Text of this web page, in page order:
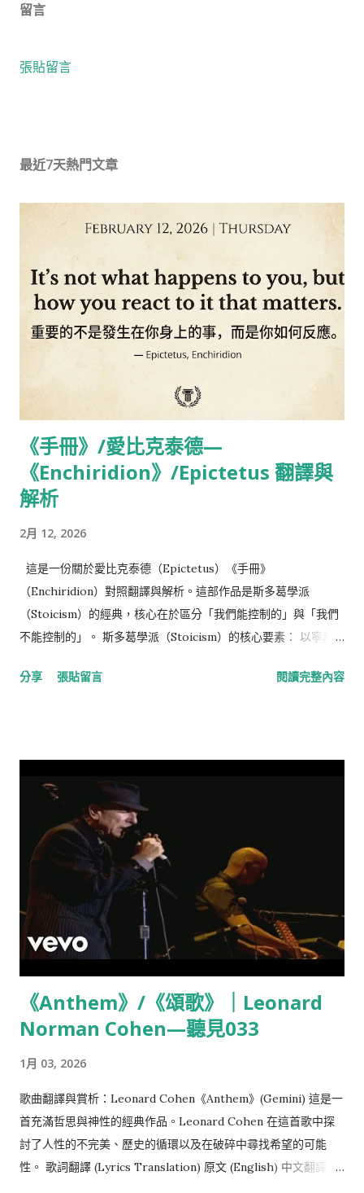
留言
張貼留言
最近7天熱門文章
《手冊》/愛比克泰德—
《Enchiridion》/Epictetus 翻譯與
解析
2月 12, 2026
這是一份關於愛比克泰德（Epictetus）《手冊》
（Enchiridion）對照翻譯與解析。這部作品是斯多葛學派
（Stoicism）的經典，核心在於區分「我們能控制的」與「我們
不能控制的」。 斯多葛學派（Stoicism）的核心要素： 以寧靜
慧分辨兩者的差異。 —《別因渴望你沒有的，糟蹋了你已經擁有
Enchiridion - Elizabeth Carter Translation) 中文翻譯
(Chinese Translation) The Enchiridion By Epictetus.
Written 135 A.C.E. Translated by Elizabeth Carter 《手冊》
愛比克泰德 著。寫於西元 135 年。伊莉莎白·卡特 英譯。 1.
Some things are in our control and others not. Things in
our control are opinion, pursuit, desire, aversion, and, in a
word, whatever are our own actions. Things not in our
control are body, property, reputation, command, and, in
one word, whatever are not our own actions. 1. 有些事情是
我們能控制的，有些則不然。我們能控制的是：見解、追求、慾
望、厭惡，總之，凡是我們自己的行為。我們不能控制的是：身
things in our control are by nature free, unrestrained,
unhindered; but those n...
分享 張貼留言 閱讀完整內容
《Anthem》/《頌歌》｜Leonard
Norman Cohen—聽見033
1月 03, 2026
歌曲翻譯與賞析：Leonard Cohen《Anthem》(Gemini) 這是一
首充滿哲思與神性的經典作品。Leonard Cohen 在這首歌中探
討了人性的不完美、歷史的循環以及在破碎中尋找希望的可能
性。 歌詞翻譯 (Lyrics Translation) 原文 (English) 中文翻譯